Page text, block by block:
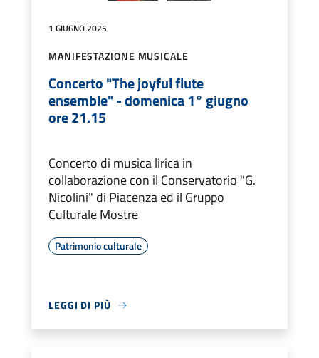
1 GIUGNO 2025
MANIFESTAZIONE MUSICALE
Concerto "The joyful flute
ensemble" - domenica 1° giugno
ore 21.15
Concerto di musica lirica in
collaborazione con il Conservatorio "G.
Nicolini" di Piacenza ed il Gruppo
Culturale Mostre
Patrimonio culturale
LEGGI DI PIÙ